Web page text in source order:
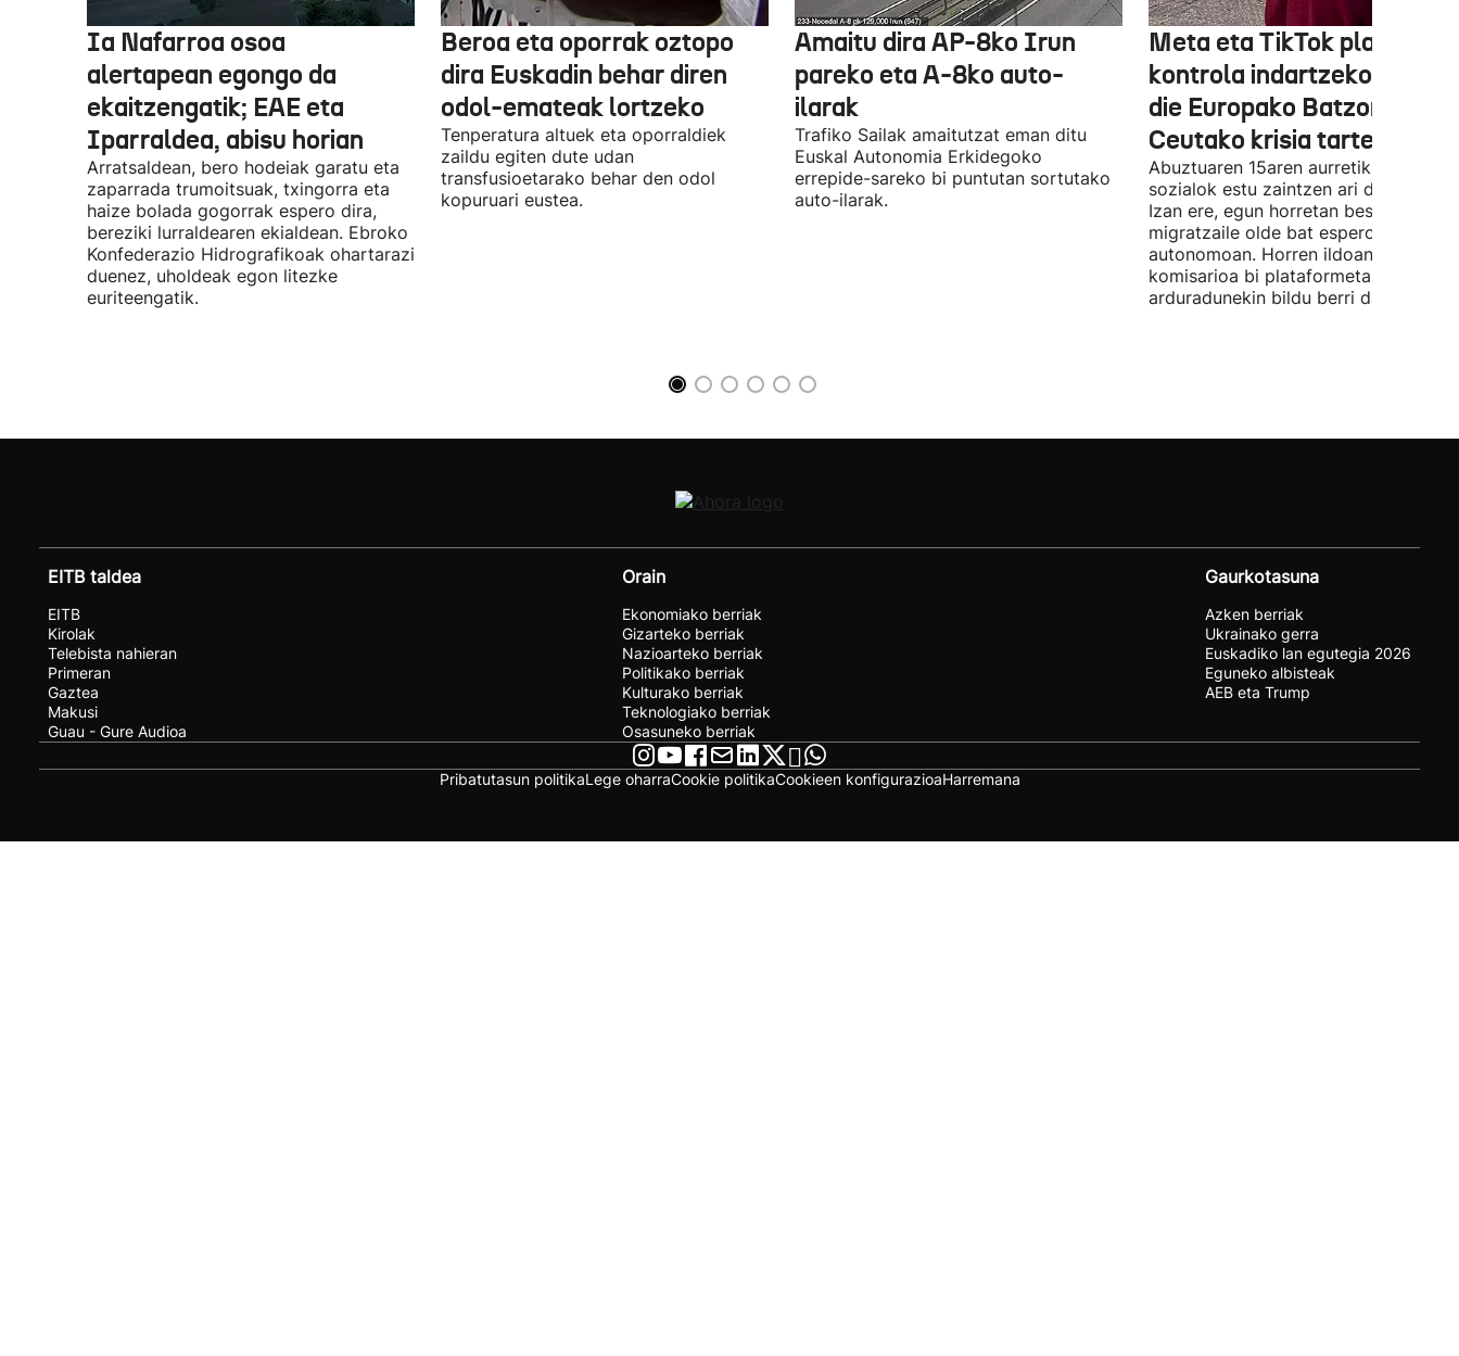
Ia Nafarroa osoa
alertapean egongo da
ekaitzengatik; EAE eta
Iparraldea, abisu horian
Arratsaldean, bero hodeiak garatu eta
zaparrada trumoitsuak, txingorra eta
haize bolada gogorrak espero dira,
bereziki lurraldearen ekialdean. Ebroko
Konfederazio Hidrografikoak ohartarazi
duenez, uholdeak egon litezke
euriteengatik.
Beroa eta oporrak oztopo
dira Euskadin behar diren
odol-emateak lortzeko
Tenperatura altuek eta oporraldiek
zaildu egiten dute udan
transfusioetarako behar den odol
kopuruari eustea.
Amaitu dira AP-8ko Irun
pareko eta A-8ko auto-
ilarak
Trafiko Sailak amaitutzat eman ditu
Euskal Autonomia Erkidegoko
errepide-sareko bi puntutan sortutako
auto-ilarak.
Meta eta TikTok
kontrola indartzeko eskatu
die Europako Batzordeak,
Ceutako krisia tarteko
Abuztuaren 15aren aurretik, sare
sozialok estu zaintzen ari da Brusela.
Izan ere, egun horretan beste
migratzaile olde bat espero da hiri
autonomoan. Horren ildoan,
komisarioa bi plataformetako
arduradunekin bildu berri da.
EITB taldea
EITB
Kirolak
Telebista nahieran
Primeran
Gaztea
Makusi
Guau - Gure Audioa
Orain
Ekonomiako berriak
Gizarteko berriak
Nazioarteko berriak
Politikako berriak
Kulturako berriak
Teknologiako berriak
Osasuneko berriak
Gaurkotasuna
Azken berriak
Ukrainako gerra
Euskadiko lan egutegia 2026
Eguneko albisteak
AEB eta Trump
Pribatutasun politikaLege oharraCookie politikaCookieen konfigurazioaHarremana